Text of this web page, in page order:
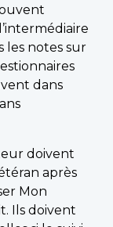
les notes sur
dans
doivent
après
Mon
Ils doivent